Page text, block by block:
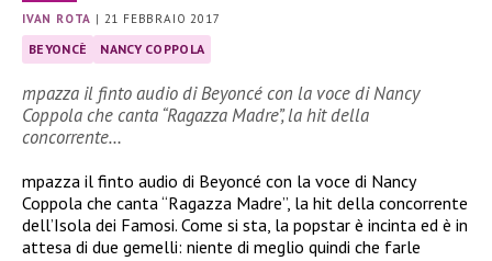
IVAN ROTA | 21 FEBBRAIO 2017
BEYONCÈ NANCY COPPOLA
mpazza il finto audio di Beyoncé con la voce di Nancy
Coppola che canta “Ragazza Madre”, la hit della
concorrente…
mpazza il finto audio di Beyoncé con la voce di Nancy
Coppola che canta “Ragazza Madre”, la hit della concorrente
dell’Isola dei Famosi. Come si sta, la popstar è incinta ed è in
attesa di due gemelli: niente di meglio quindi che farle